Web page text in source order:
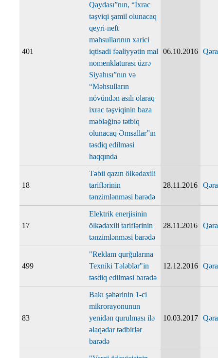
401
Qaydası”nın, “İxrac
təşviqi şamil olunacaq
qeyri-neft
məhsullarının xarici
iqtisadi fəaliyyətin mal
nomenklaturası üzrə
Siyahısı”nın və
“Məhsulların
növündən asılı olaraq
ixrac təşviqinin baza
məbləğinə tətbiq
olunacaq Əmsallar”ın
təsdiq edilməsi
haqqında
06.10.2016
18
Təbii qazın ölkədaxili
tariflərinin
tənzimlənməsi barədə
28.11.2016
17
Elektrik enerjisinin
ölkədaxili tariflərinin
tənzimlənməsi barədə
28.11.2016
499
"Reklam qurğularına
Texniki Tələblər"in
təsdiq edilməsi barədə
12.12.2016
83
Bakı şəhərinin 1-ci
mikrorayonunun
yenidən qurulması ilə
əlaqədar tədbirlər
barədə
10.03.2017